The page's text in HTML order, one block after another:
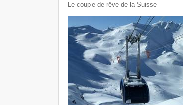
Le couple de rêve de la Suisse